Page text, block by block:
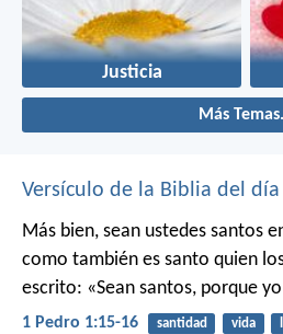
Justicia
Más
Versículo de la Biblia del día
Más bien, sean ustedes santos
como también es santo quien
escrito: «Sean santos, porque
1 Pedro 1:15-16 santidad vida